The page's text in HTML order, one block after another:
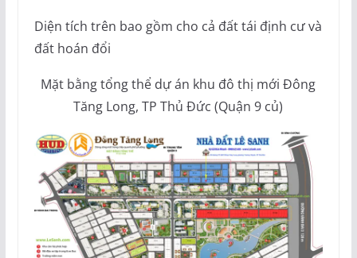
Diện tích trên bao gồm cho cả đất tái định cư và
đất hoán đổi
Mặt bằng tổng thể dự án khu đô thị mới Đông
Tăng Long, TP Thủ Đức (Quận 9 củ)